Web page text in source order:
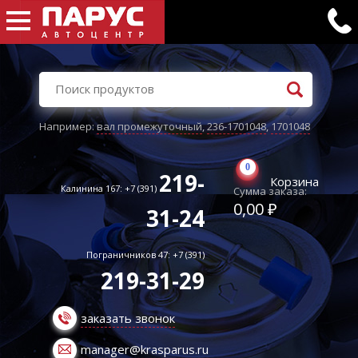
Например:вал промежуточный,236-1701048,1701048
Калинина 167: +7 (391) 219-
31-24
Пограничников 47: +7 (391)
219-31-29
заказать звонок
manager@krasparus.ru
0
Корзина
Сумма заказа:
0,00 ₽